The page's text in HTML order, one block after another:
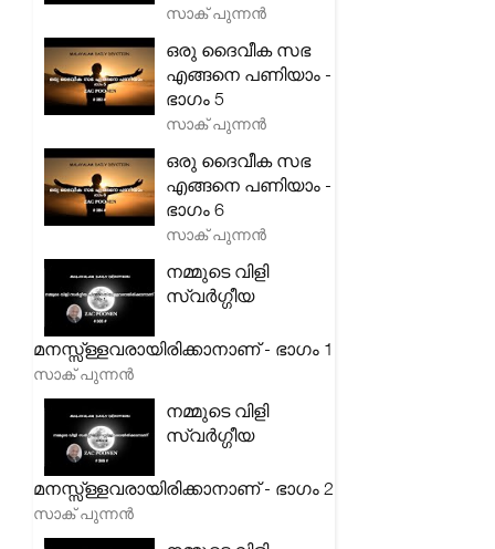
സാക് പുന്നൻ
ഒരു ദൈവീക സഭ
എങ്ങനെ പണിയാം -
ഭാഗം 5
സാക് പുന്നൻ
ഒരു ദൈവീക സഭ
എങ്ങനെ പണിയാം -
ഭാഗം 6
സാക് പുന്നൻ
നമ്മുടെ വിളി
സ്വർഗ്ഗീയ
മനസ്സ്ള്ളവരായിരിക്കാനാണ് - ഭാഗം 1
സാക് പുന്നൻ
നമ്മുടെ വിളി
സ്വർഗ്ഗീയ
മനസ്സ്ള്ളവരായിരിക്കാനാണ് - ഭാഗം 2
സാക് പുന്നൻ